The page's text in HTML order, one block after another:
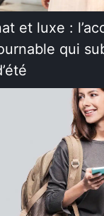
et luxe :
qui